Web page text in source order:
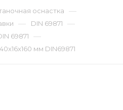
оснастка —
— DIN 69871 —
69871 —
мм DIN69871